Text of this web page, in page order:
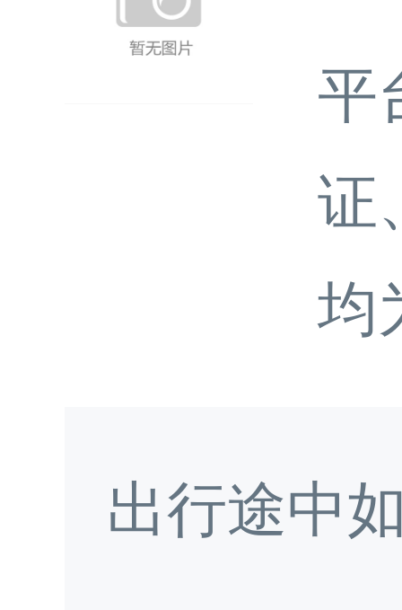
平
证
均
出行途中